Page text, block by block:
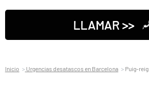
LLAMAR >>
Inicio Urgencias desatascos en Barcelona Puig-reig